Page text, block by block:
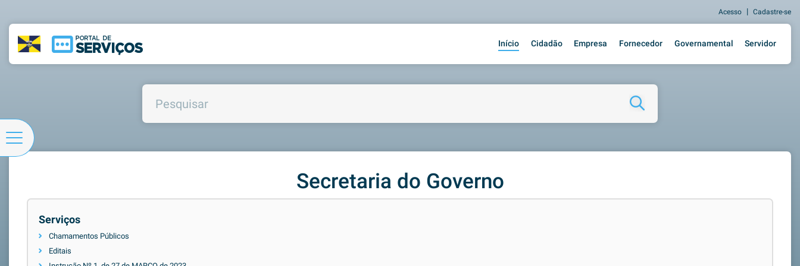
Início Cidadão Empresa Fornecedor Governamental Servidor
Acesso | Cadastre-se
Secretaria do Governo
Serviços
Chamamentos Públicos
Editais